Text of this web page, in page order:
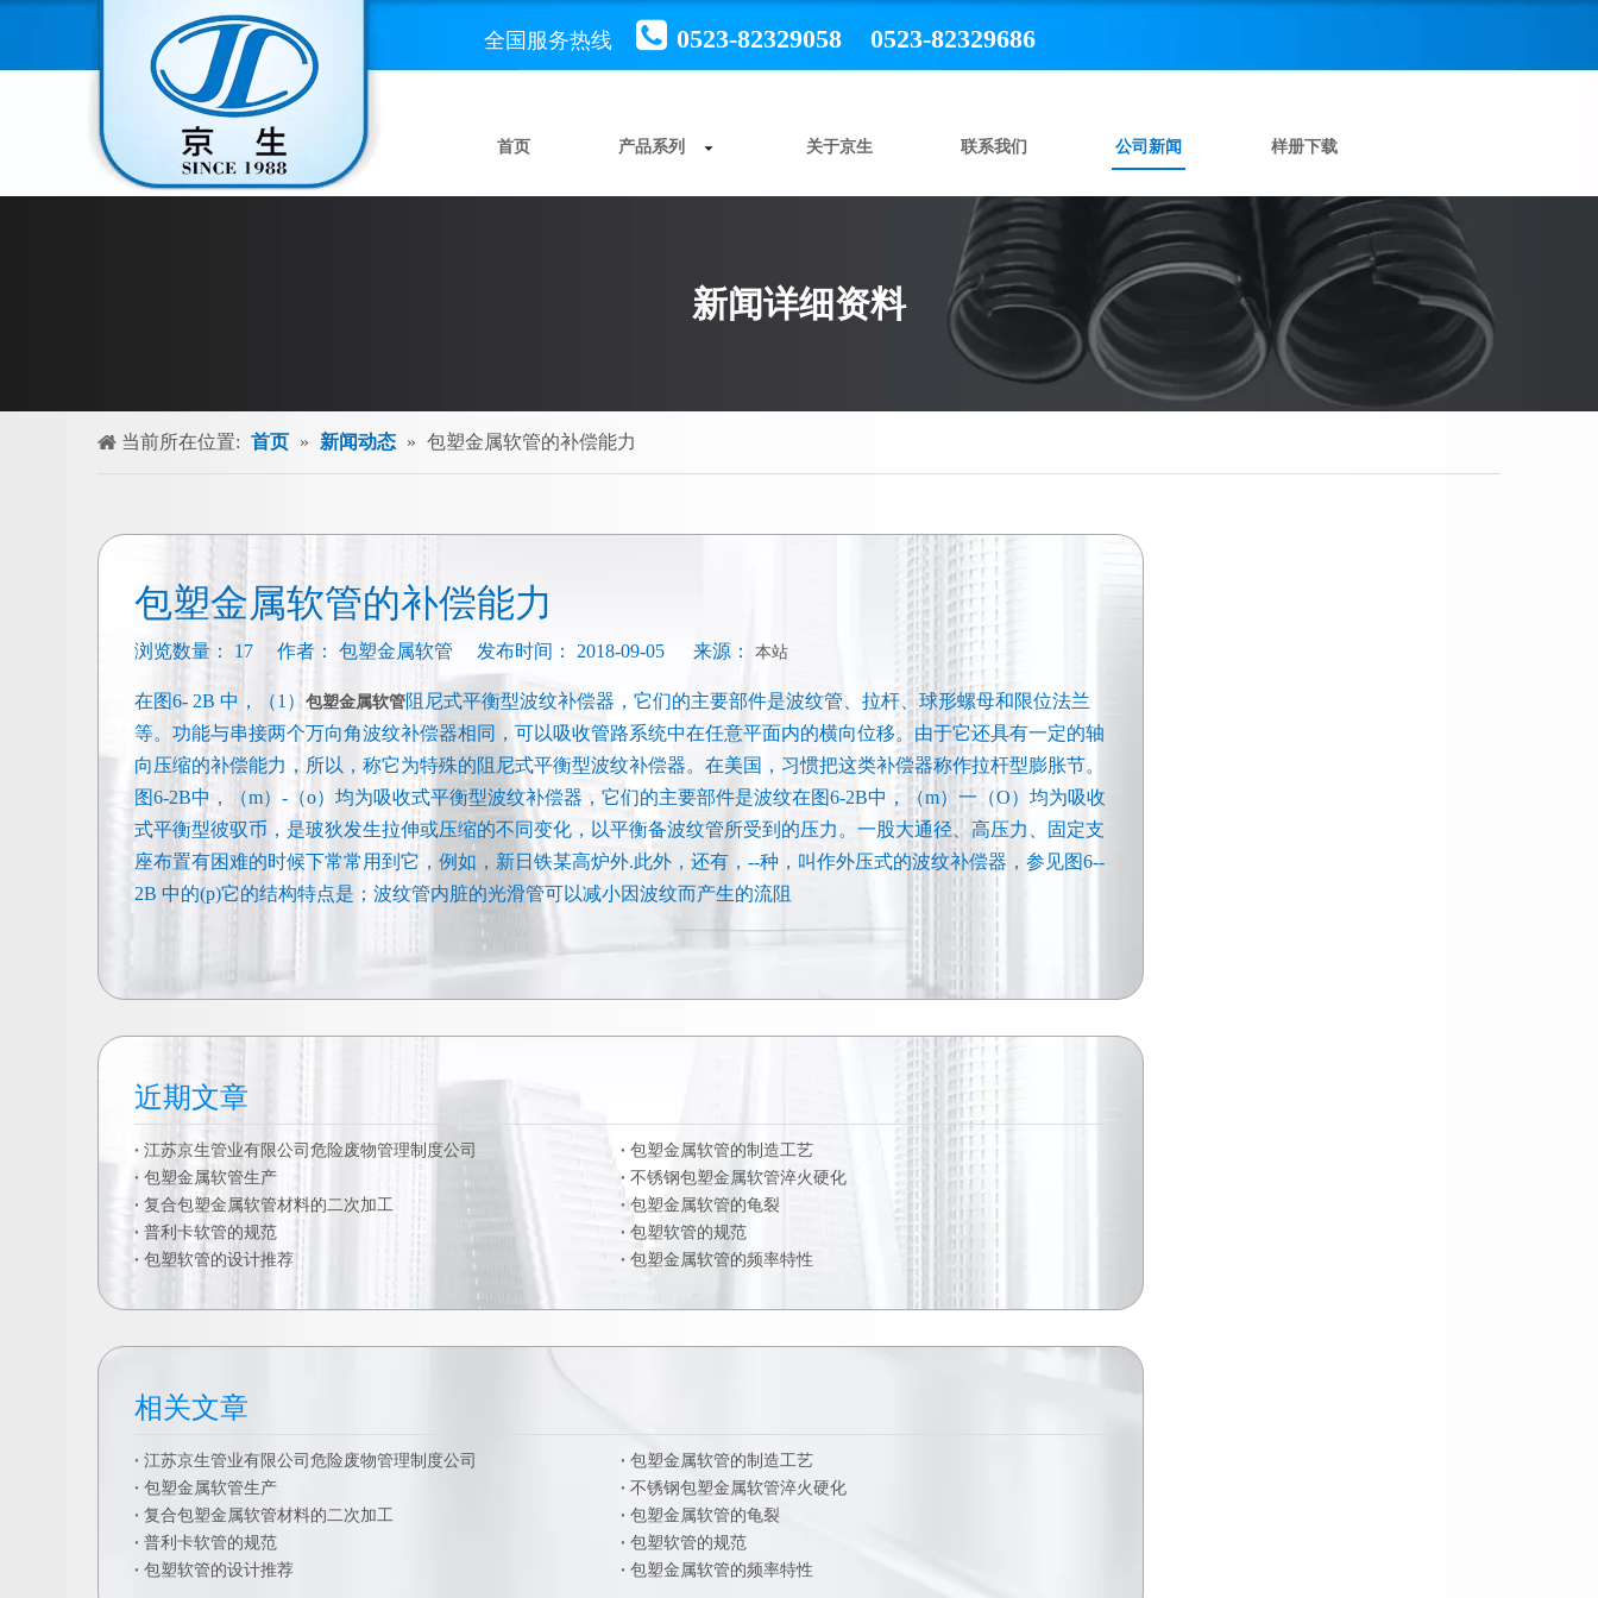
全国服务热线  0523-82329058 0523-82329686
首页 产品系列 关于京生 联系我们 公司新闻 样册下载
新闻详细资料
当前所在位置: 首页 » 新闻动态 » 包塑金属软管的补偿能力
包塑金属软管的补偿能力
浏览数量： 17 作者： 包塑金属软管 发布时间： 2018-09-05 来源： 本站
在图6- 2B 中，（1） 包塑金属软管阻尼式平衡型波纹补偿器，它们的主要部件是波纹管、拉杆、球形螺母和限位法兰
等。功能与串接两个万向角波纹补偿器相同，可以吸收管路系统中在任意平面内的横向位移。由于它还具有一定的轴
向压缩的补偿能力，所以，称它为特殊的阻尼式平衡型波纹补偿器。在美国，习惯把这类补偿器称作拉杆型膨胀节。
图6-2B中，（m）-（o）均为吸收式平衡型波纹补偿器，它们的主要部件是波纹在图6-2B中，（m）一（O）均为吸收
式平衡型彼驭币，是玻狄发生拉伸或压缩的不同变化，以平衡备波纹管所受到的压力。一股大通径、高压力、固定支
座布置有困难的时候下常常用到它，例如，新日铁某高炉外.此外，还有，--种，叫作外压式的波纹补偿器，参见图6--
2B 中的(p)它的结构特点是；波纹管内脏的光滑管可以减小因波纹而产生的流阻
近期文章
江苏京生管业有限公司危险废物管理制度公司
包塑金属软管的制造工艺
包塑金属软管生产
不锈钢包塑金属软管淬火硬化
复合包塑金属软管材料的二次加工
包塑金属软管的龟裂
普利卡软管的规范
包塑软管的规范
包塑软管的设计推荐
包塑金属软管的频率特性
相关文章
江苏京生管业有限公司危险废物管理制度公司
包塑金属软管的制造工艺
包塑金属软管生产
不锈钢包塑金属软管淬火硬化
复合包塑金属软管材料的二次加工
包塑金属软管的龟裂
普利卡软管的规范
包塑软管的规范
包塑软管的设计推荐
包塑金属软管的频率特性